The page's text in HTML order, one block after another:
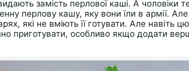
замість перлової каші. А чоловіки
перлову кашу, яку вони їли в армії.
які не вміють її готувати. Але навіть
приготувати, особливо якщо додати